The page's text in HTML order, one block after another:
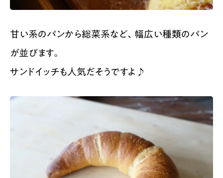
甘い系のパンから総菜系など、幅広い種類のパン
が並びます。
サンドイッチも人気だそうですよ♪